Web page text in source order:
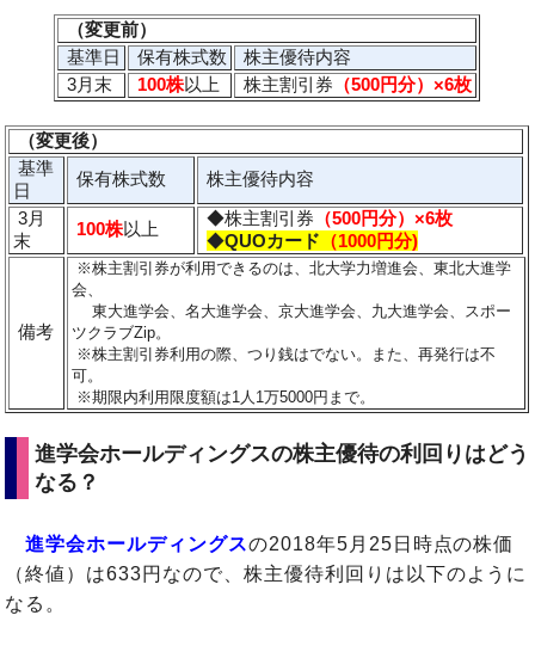
（変更前）
基準日
保有株式数
株主優待内容
3月末
100株以上 株主割引券 （500円分）×6枚
（変更後）
基準
日
保有株式数
株主優待内容
3月
末
100株以上
◆株主割引券 （500円分）×6枚
◆QUOカード （1000円分)
備考
※株主割引券が利用できるのは、北大学力増進会、東北大進学
会、
東大進学会、名大進学会、京大進学会、九大進学会、スポー
ツクラブZip。
※株主割引券利用の際、つり銭はでない。また、再発行は不
可。
※期限内利用限度額は1人1万5000円まで。
進学会ホールディングスの株主優待の利回りはどう
なる？
進学会ホールディングスの2018年5月25日時点の株価
（終値）は633円なので、株主優待利回りは以下のように
なる。